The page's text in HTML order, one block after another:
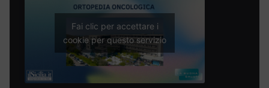
Fai clic per accettare i
cookie per questo servizio